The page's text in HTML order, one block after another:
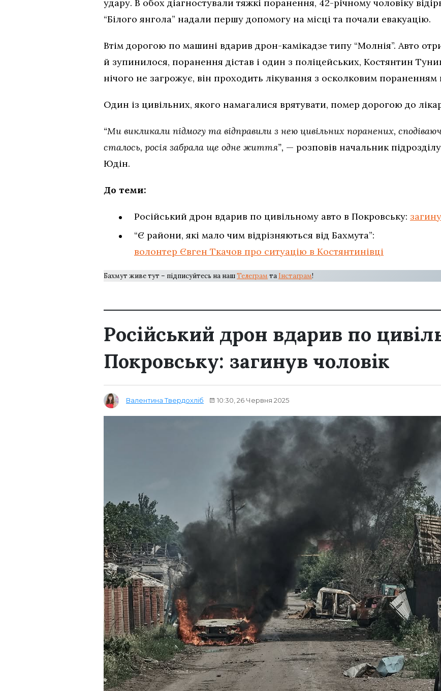
удару. В обох діагностували тяжкі поранення, 42-річному чоловіку
“Білого янгола” надали першу допомогу на місці та почали евакуацію.
Втім дорогою по машині вдарив дрон-камікадзе типу “Молнія”. Авто
й зупинилося, поранення дістав і один з поліцейських, Костянтин
нічого не загрожує, він проходить лікування з осколковим пораненням
Один із цивільних, якого намагалися врятувати, помер дорогою до
“Ми викликали підмогу та відправили з нею цивільних поранених,
сталось, росія забрала ще одне життя”, — розповів начальник
Юдін.
До теми:
Російський дрон вдарив по цивільному авто в Покровську:
“Є райони, які мало чим відрізняються від Бахмута”:
волонтер Євген Ткачов про ситуацію в Костянтинівці
Бахмут живе тут – підписуйтесь на нашТелеграм та Інстаграм!
Російський дрон вдарив по
Покровську: загинув чоловік
Валентина Твердохліб 10:30, 26 Червня 2025